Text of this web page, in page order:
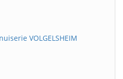
VOLGELSHEIM